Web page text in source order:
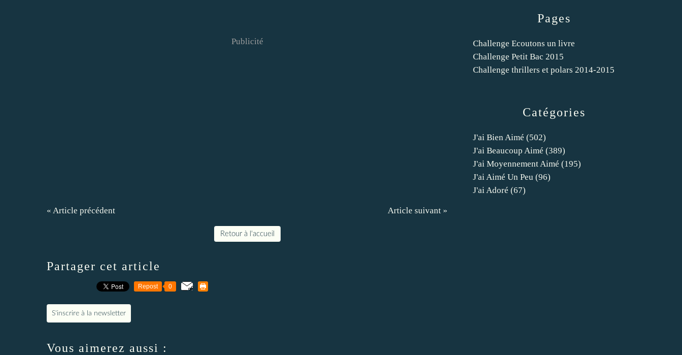
Publicité
« Article précédent Article suivant »
Retour à l'accueil
Partager cet article
Repost 0
S'inscrire à la newsletter
Vous aimerez aussi :
Catégories
J'ai Bien Aimé (502)
J'ai Beaucoup Aimé (389)
J'ai Moyennement Aimé (195)
J'ai Aimé Un Peu (96)
J'ai Adoré (67)
Pages
Challenge Ecoutons un livre
Challenge Petit Bac 2015
Challenge thrillers et polars 2014-2015